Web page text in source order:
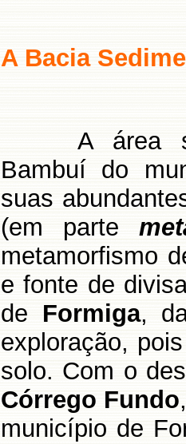
A Bacia
A área
Bambuí do
suas
(em parte
metamorfismo
e fonte de
de Formiga,
exploração,
solo. Com o
Córrego Fundo
município de